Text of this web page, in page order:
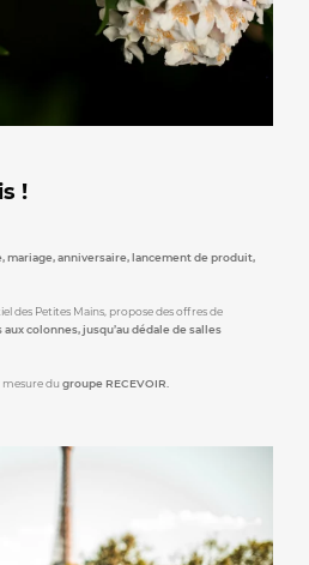
!
mariage, anniversaire, lancement de produit,
des Petites Mains, propose des offres de
colonnes, jusqu’au dédale de salles
mesure du groupe RECEVOIR.